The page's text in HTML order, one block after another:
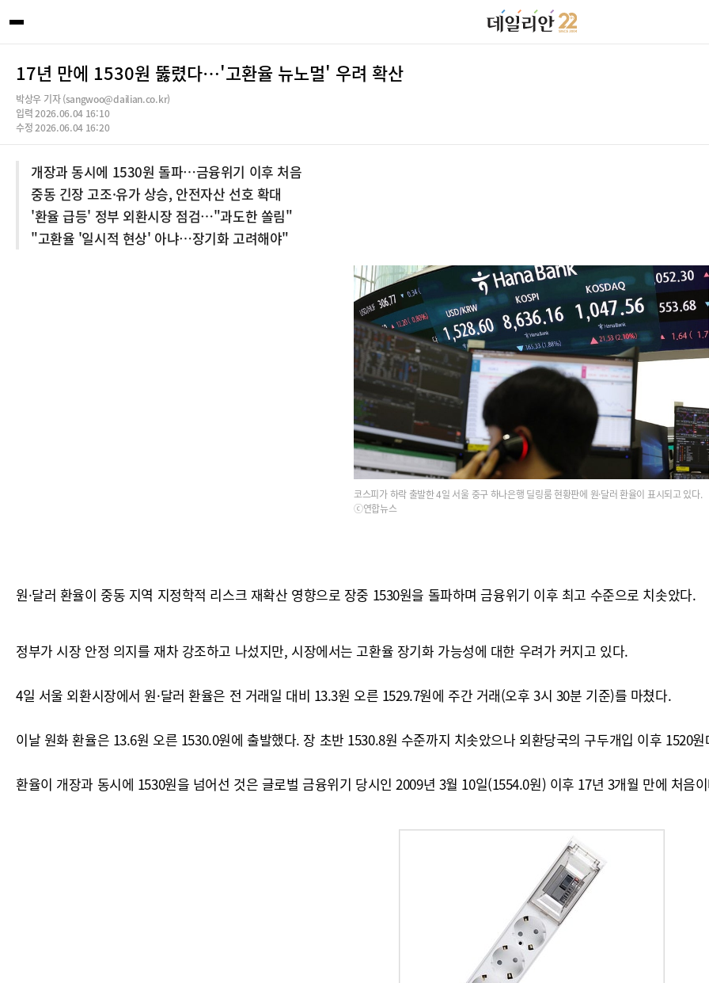
17년 만에 1530원 뚫렸다…'고환율 뉴노멀' 우려 확산
박상우 기자 (sangwoo@dailian.co.kr)
입력 2026.06.04 16:10
수정 2026.06.04 16:20
개장과 동시에 1530원 돌파…금융위기 이후 처음
중동 긴장 고조·유가 상승, 안전자산 선호 확대
'환율 급등' 정부 외환시장 점검…"과도한 쏠림"
"고환율 '일시적 현상' 아냐…장기화 고려해야"
코스피가 하락 출발한 4일 서울 중구 하나은행 딜링룸 현황판에 원·달러 환율이 표시되고 있다.
ⓒ연합뉴스
원·달러 환율이 중동 지역 지정학적 리스크 재확산 영향으로 장중 1530원을 돌파하며 금융위기 이후 최고 수준으로 치솟았다.
정부가 시장 안정 의지를 재차 강조하고 나섰지만, 시장에서는 고환율 장기화 가능성에 대한 우려가 커지고 있다.
4일 서울 외환시장에서 원·달러 환율은 전 거래일 대비 13.3원 오른 1529.7원에 주간 거래(오후 3시 30분 기준)를 마쳤다.
이날 원화 환율은 13.6원 오른 1530.0원에 출발했다. 장 초반 1530.8원 수준까지 치솟았으나 외환당국의 구두개입 이후 1520
환율이 개장과 동시에 1530원을 넘어선 것은 글로벌 금융위기 당시인 2009년 3월 10일(1554.0원) 이후 17년 3개월 만에 처음